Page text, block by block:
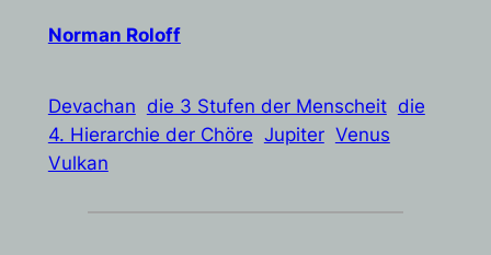
Norman Roloff
Devachan die 3 Stufen der Menscheit die
4. Hierarchie der Chöre Jupiter Venus
Vulkan